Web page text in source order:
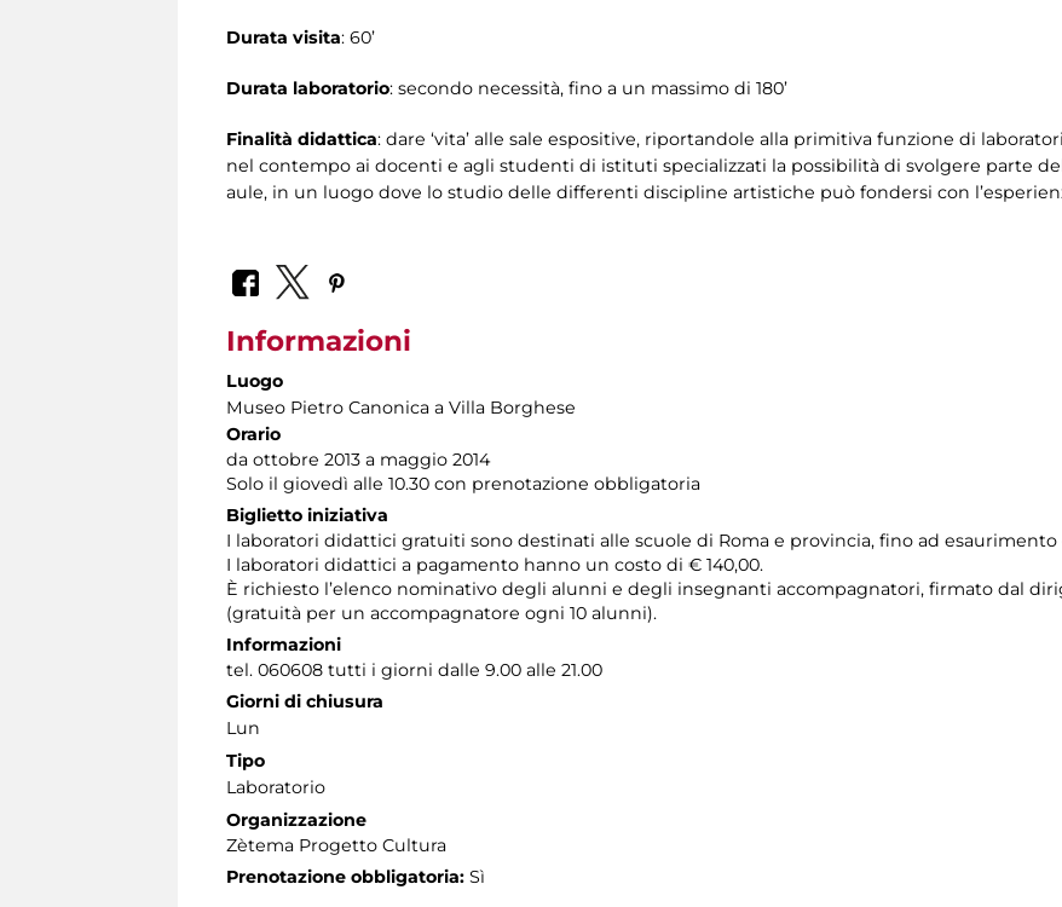
Durata visita: 60’
Durata laboratorio: secondo necessità, fino a un massimo di 180’
Finalità didattica: dare ‘vita’ alle sale espositive, riportandole alla primitiva funzione di
nel contempo ai docenti e agli studenti di istituti specializzati la possibilità di svolgere parte
aule, in un luogo dove lo studio delle differenti discipline artistiche può fondersi con
Informazioni
Luogo
Museo Pietro Canonica a Villa Borghese
Orario
da ottobre 2013 a maggio 2014
Solo il giovedì alle 10.30 con prenotazione obbligatoria
Biglietto iniziativa
I laboratori didattici gratuiti sono destinati alle scuole di Roma e provincia, fino ad esaurimento
I laboratori didattici a pagamento hanno un costo di € 140,00.
È richiesto l’elenco nominativo degli alunni e degli insegnanti accompagnatori, firmato dal
(gratuità per un accompagnatore ogni 10 alunni).
Informazioni
tel. 060608 tutti i giorni dalle 9.00 alle 21.00
Giorni di chiusura
Lun
Tipo
Laboratorio
Organizzazione
Zètema Progetto Cultura
Prenotazione obbligatoria: Sì